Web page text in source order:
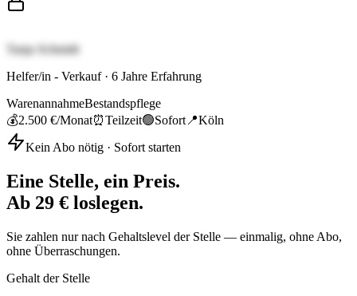
Tanja Schmidt
Helfer/in - Verkauf· 6 Jahre Erfahrung
WarenannahmeBestandspflege
💰2.500 €/Monat⏰Teilzeit🟢Sofort 📍Köln
Kein Abo nötig · Sofort starten
Eine Stelle, ein Preis.
Ab 29 € loslegen.
Sie zahlen nur nach Gehaltslevel der Stelle — einmalig, ohne Abo,
ohne Überraschungen.
Gehalt der Stelle